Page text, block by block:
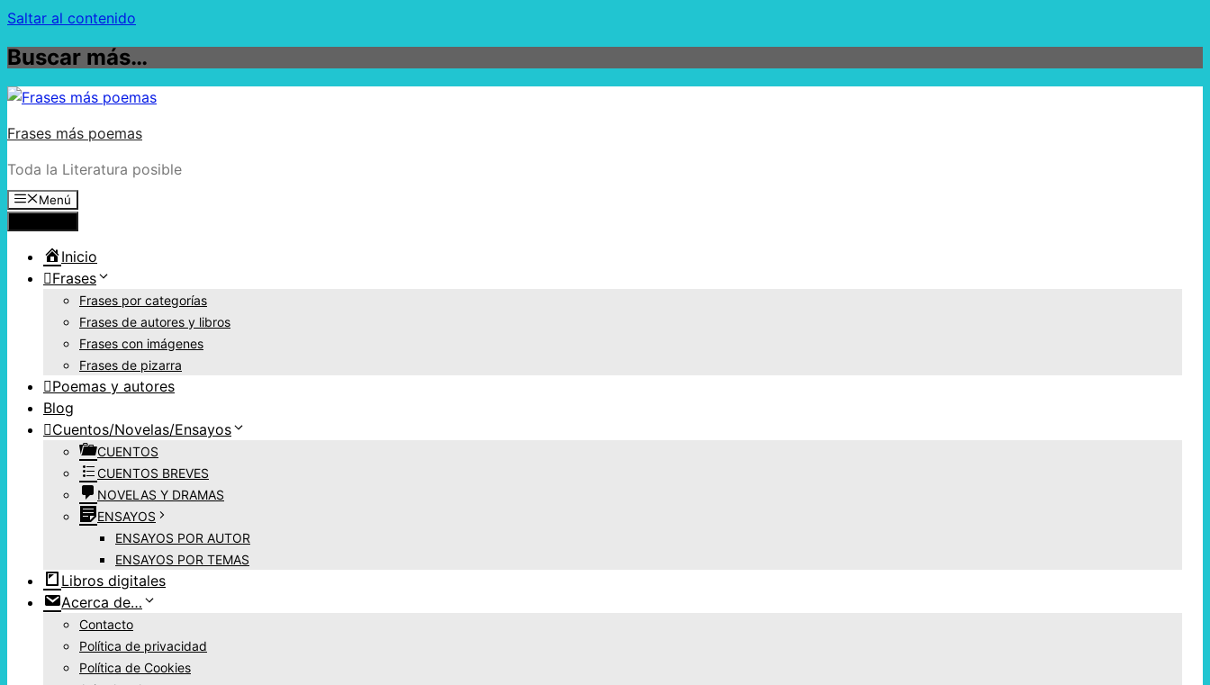
Saltar al contenido
Buscar más…
Frases más poemas
Toda la Literatura posible
Menú
Inicio
Frases
Frases por categorías
Frases de autores y libros
Frases con imágenes
Frases de pizarra
Poemas y autores
Blog
Cuentos/Novelas/Ensayos
CUENTOS
CUENTOS BREVES
NOVELAS Y DRAMAS
ENSAYOS
ENSAYOS POR AUTOR
ENSAYOS POR TEMAS
Libros digitales
Acerca de…
Contacto
Política de privacidad
Política de Cookies